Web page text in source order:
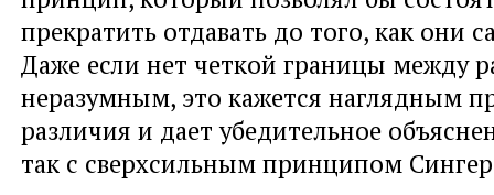
прекратить отдавать до того, как они
Даже если нет четкой границы между
неразумным, это кажется наглядным
различия и дает убедительное
так с сверхсильным принципом